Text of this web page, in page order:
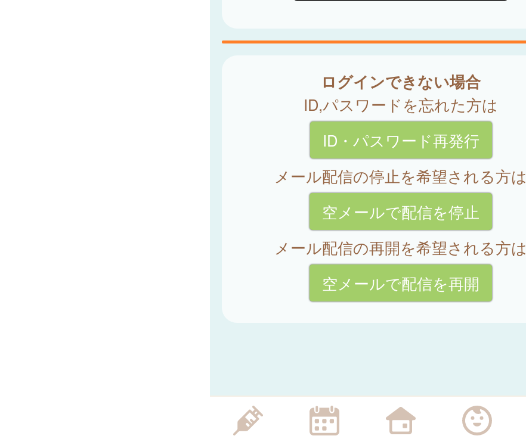
ログインできない場合
ID,パスワードを忘れた方は
ID・パスワード再発行
メール配信の停止を希望される方は
空メールで配信を停止
メール配信の再開を希望される方は
空メールで配信を再開